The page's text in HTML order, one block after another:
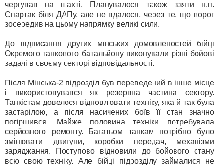
чергував на шахті. Планувалося також взяти н.п.
Спартак біля ДАПу, але не вдалося, через те, що ворог
зосередив на цьому напрямку великі сили.
До підписання других мінських домовленостей бійці
Окремого танкового батальйону виконували різні бойові
задачі в своєму секторі відповідальності.
Після Мінська-2 підрозділ був переведений в інше місце
і використовувався як резервна частина сектору.
Танкістам довелося відновлювати техніку, яка й так була
застарілою, а після насичених боїв її стан значно
погіршився. Майже половина техніки потребувала
серйозного ремонту. Багатьом танкам потрібно було
змінювати двигуни, коробки передач, механізми
заряджання. Поступово відновили до бойового стану
всю свою техніку. Але бійці підрозділу займалися не